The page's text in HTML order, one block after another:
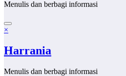
Menulis dan berbagi informasi
×
Harrania
Menulis dan berbagi informasi